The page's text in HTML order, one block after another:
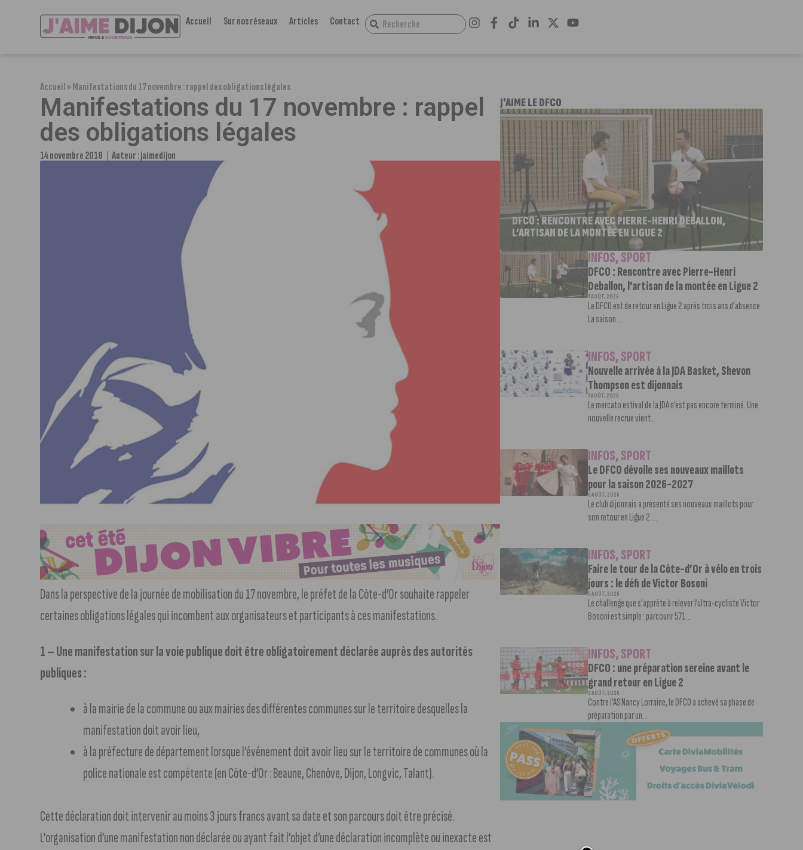
Accueil Sur nos réseaux Articles Contact
Accueil»Manifestations du 17 novembre : rappel des obligations légales
Manifestations du 17 novembre : rappel
des obligations légales
14 novembre 2018 Auteur :jaimedijon
Dans la perspective de la journée de mobilisation du 17 novembre, le préfet de la Côte-d’Or souhaite rappeler
certaines obligations légales qui incombent aux organisateurs et participants à ces manifestations.
1 – Une manifestation sur la voie publique doit être obligatoirement déclarée auprès des autorités
publiques :
à la mairie de la commune ou aux mairies des différentes communes sur le territoire desquelles la
manifestation doit avoir lieu,
à la préfecture de département lorsque l’événement doit avoir lieu sur le territoire de communes où la
police nationale est compétente (en Côte-d’Or : Beaune, Chenôve, Dijon, Longvic, Talant).
Cette déclaration doit intervenir au moins 3 jours francs avant sa date et son parcours doit être précisé.
L’organisation d’une manifestation non déclarée ou ayant fait l’objet d’une déclaration incomplète ou inexacte est
J'AIME LE DFCO
DFCO : RENCONTRE AVEC PIERRE-HENRI DEBALLON,
L’ARTISAN DE LA MONTÉE EN LIGUE 2
INFOS,SPORT
DFCO : Rencontre avec Pierre-Henri
Deballon, l’artisan de la montée en Ligue 2
7 AOÛT, 2026
Le DFCO est de retour en Ligue 2 après trois ans d’absence.
La saison...
INFOS,SPORT
Nouvelle arrivée à la JDA Basket, Shevon
Thompson est dijonnais
7 AOÛT, 2026
Le mercato estival de la JDA n’est pas encore terminé. Une
nouvelle recrue vient...
INFOS,SPORT
Le DFCO dévoile ses nouveaux maillots
pour la saison 2026-2027
6 AOÛT, 2026
Le club dijonnais a présenté ses nouveaux maillots pour
son retour en Ligue 2....
INFOS,SPORT
Faire le tour de la Côte-d’Or à vélo en trois
jours : le défi de Victor Bosoni
5 AOÛT, 2026
Le challenge que s’apprête à relever l’ultra-cycliste Victor
Bosoni est simple : parcourir 571...
INFOS,SPORT
DFCO : une préparation sereine avant le
grand retour en Ligue 2
3 AOÛT, 2026
Contre l’AS Nancy Lorraine, le DFCO a achevé sa phase de
préparation par un...